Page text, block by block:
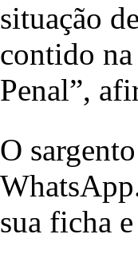
situação
contido
Penal”,
O
sua ficha